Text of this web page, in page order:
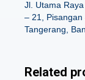
Jl. Utama
– 21,
Tangerang,
Related